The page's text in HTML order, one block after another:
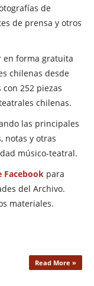
de
de prensa y otros
en forma gratuita
chilenas desde
252 piezas
chilenas.
las principales
notas y otras
músico-teatral.
Facebook para
del Archivo.
materiales.
Read More »